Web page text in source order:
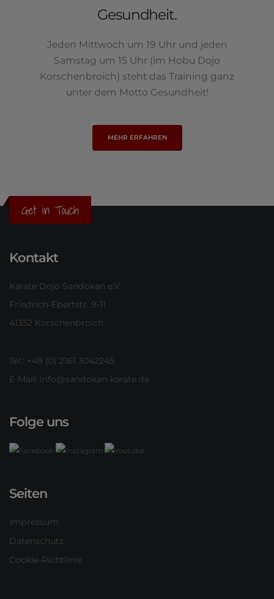
Gesundheit.
Jeden Mittwoch um 19 Uhr und jeden
Samstag um 15 Uhr (im Hobu Dojo
Korschenbroich) steht das Training ganz
unter dem Motto Gesundheit!
MEHR ERFAHREN
Get in Touch
Kontakt
Karate Dojo Sandokan e.V.
Friedrich-Ebertstr. 9-11
41352 Korschenbroich
Tel.: +49 (0) 2161 3042245
E-Mail: info@sandokan-karate.de
Folge uns
Seiten
Impressum
Datenschutz
Cookie-Richtlinie